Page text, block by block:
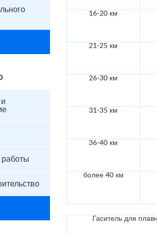
16-20 км
21-25 км
26-30 км
31-35 км
36-40 км
более 40 км
Гаситель для